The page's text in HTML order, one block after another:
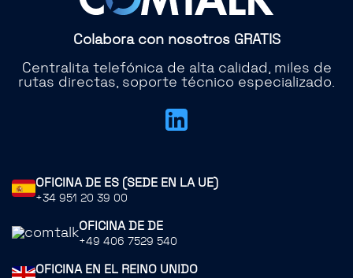
Colabora con nosotros GRATIS
Centralita telefónica de alta calidad, miles de
rutas directas, soporte técnico especializado.
OFICINA DE ES (SEDE EN LA UE)
+34 951 20 39 00
OFICINA DE DE
+49 406 7529 540
OFICINA EN EL REINO UNIDO